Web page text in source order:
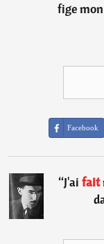
fige
Facebook
“J'aifait